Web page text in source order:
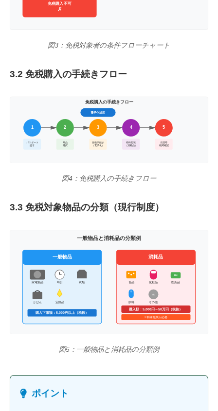
免税購入不可
✗
図3：免税対象者の条件フローチャート
3.2 免税購入の手続きフロー
免税購入の手続きフロー
1
パスポート
提示
2
商品
選択
3
免税手続き
（電子化）
4
特殊包装
（消耗品）
5
出国時
税関確認
電子化対応
図4：免税購入の手続きフロー
3.3 免税対象物品の分類（現行制度）
一般物品と消耗品の分類例
一般物品
家電製品 時計 衣類
かばん 宝飾品
購入下限額：5,000円以上（税抜）
消耗品
食品 化粧品
Rx
医薬品
飲料
etc
その他
購入額：5,000円～50万円（税抜）
※特殊包装が必要
図5：一般物品と消耗品の分類例
ポイント